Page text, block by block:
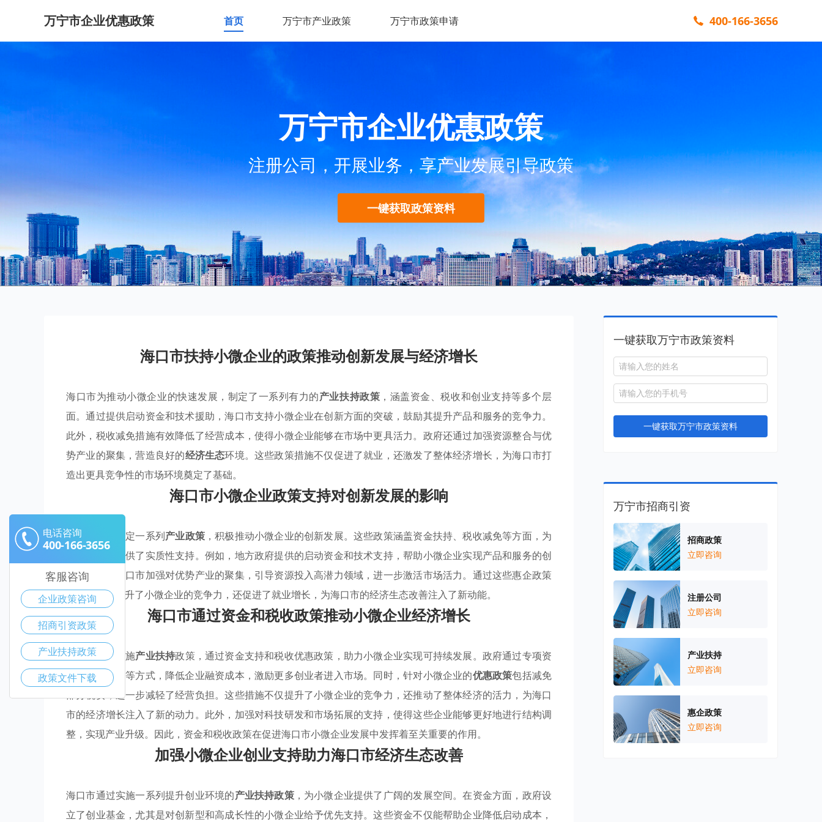
万宁市企业优惠政策 首页 万宁市产业政策 万宁市政策申请 400-166-3656
万宁市企业优惠政策
注册公司，开展业务，享产业发展引导政策
一键获取政策资料
海口市扶持小微企业的政策推动创新发展与经济增长
海口市为推动小微企业的快速发展，制定了一系列有力的产业扶持政策 ，涵盖资金、税收和创业支持等多个层
面。通过提供启动资金和技术援助，海口市支持小微企业在创新方面的突破，鼓励其提升产品和服务的竞争力。
此外，税收减免措施有效降低了经营成本，使得小微企业能够在市场中更具活力。政府还通过加强资源整合与优
势产业的聚集，营造良好的经济生态环境。这些政策措施不仅促进了就业，还激发了整体经济增长，为海口市打
造出更具竞争性的市场环境奠定了基础。
海口市小微企业政策支持对创新发展的影响
海口市通过制定一系列产业政策，积极推动小微企业的创新发展。这些政策涵盖资金扶持、税收减免等方面，为
企业的发展提供了实质性支持。例如，地方政府提供的启动资金和技术支持，帮助小微企业实现产品和服务的创
新。同时，海口市加强对优势产业的聚集，引导资源投入高潜力领域，进一步激活市场活力。通过这些惠企政策
扶持，不仅提升了小微企业的竞争力，还促进了就业增长，为海口市的经济生态改善注入了新动能。
海口市通过资金和税收政策推动小微企业经济增长
海口市积极实施产业扶持政策，通过资金支持和税收优惠政策，助力小微企业实现可持续发展。政府通过专项资
金、贷款贴息等方式，降低企业融资成本，激励更多创业者进入市场。同时，针对小微企业的优惠政策包括减免
部分税费，进一步减轻了经营负担。这些措施不仅提升了小微企业的竞争力，还推动了整体经济的活力，为海口
市的经济增长注入了新的动力。此外，加强对科技研发和市场拓展的支持，使得这些企业能够更好地进行结构调
整，实现产业升级。因此，资金和税收政策在促进海口市小微企业发展中发挥着至关重要的作用。
加强小微企业创业支持助力海口市经济生态改善
海口市通过实施一系列提升创业环境的产业扶持政策，为小微企业提供了广阔的发展空间。在资金方面，政府设
立了创业基金，尤其是对创新型和高成长性的小微企业给予优先支持。这些资金不仅能帮助企业降低启动成本，
一键获取万宁市政策资料
一键获取万宁市政策资料
万宁市招商引资
招商政策
立即咨询
注册公司
立即咨询
产业扶持
立即咨询
惠企政策
立即咨询
电话咨询
400-166-3656
客服咨询
企业政策咨询
招商引资政策
产业扶持政策
政策文件下载